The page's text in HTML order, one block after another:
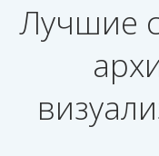
Лучшие